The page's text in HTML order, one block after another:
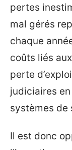
pertes
mal gérés
chaque
coûts liés
perte
judiciaires
systèmes de
Il est donc